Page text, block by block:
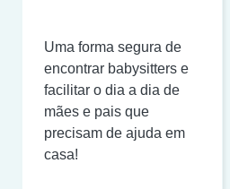
Uma forma segura de
encontrar babysitters e
facilitar o dia a dia de
mães e pais que
precisam de ajuda em
casa!